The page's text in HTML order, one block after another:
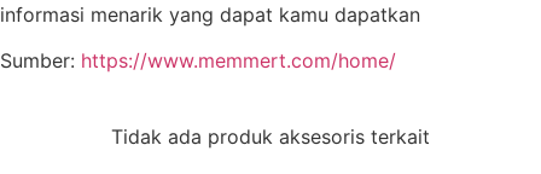
informasi menarik yang dapat kamu dapatkan
Sumber: https://www.memmert.com/home/
Tidak ada produk aksesoris terkait